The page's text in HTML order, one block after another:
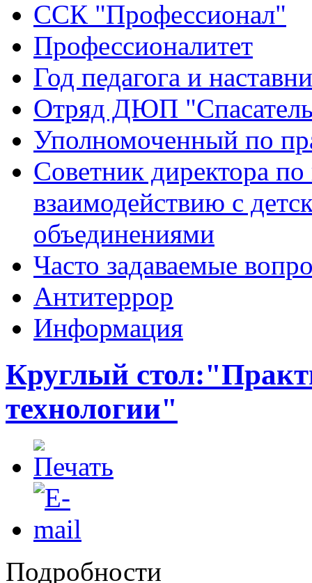
ССК "Профессионал"
Профессионалитет
Год педагога и
Отряд ДЮП
Уполномоченный по
Советник директора
взаимодействию с
объединениями
Часто задаваемые
Антитеррор
Информация
Круглый
технологии"
Подробности